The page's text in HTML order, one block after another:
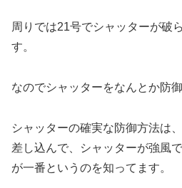
周りでは21号でシャッターが破
す。
なのでシャッターをなんとか防
シャッターの確実な防御方法は
差し込んで、シャッターが強風
が一番というのを知ってます。